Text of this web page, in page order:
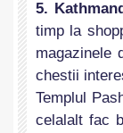
5.
timp la
magazinele
chestii
Templul
celalalt fac